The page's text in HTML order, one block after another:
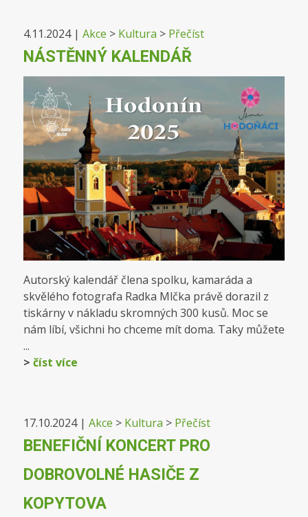
4.11.2024| Akce > Kultura > Přečíst
NÁSTĚNNÝ KALENDÁŘ
Autorský kalendář člena spolku, kamaráda a
skvělého fotografa Radka Mlčka právě dorazil z
tiskárny v nákladu skromných 300 kusů. Moc se
nám líbí, všichni ho chceme mít doma. Taky můžete
...
> číst více
17.10.2024| Akce > Kultura > Přečíst
BENEFIČNÍ KONCERT PRO
DOBROVOLNÉ HASIČE Z
KOPYTOVA